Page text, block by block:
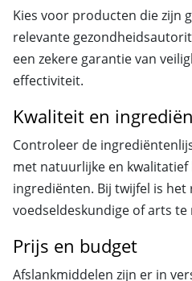
Kies voor producten die zijn
relevante
een zekere garantie van
effectiviteit.
Kwaliteit en
Controleer de
met natuurlijke en
ingrediënten. Bij twijfel is het
voedseldeskundige of arts te
Prijs en budget
Afslankmiddelen zijn er in